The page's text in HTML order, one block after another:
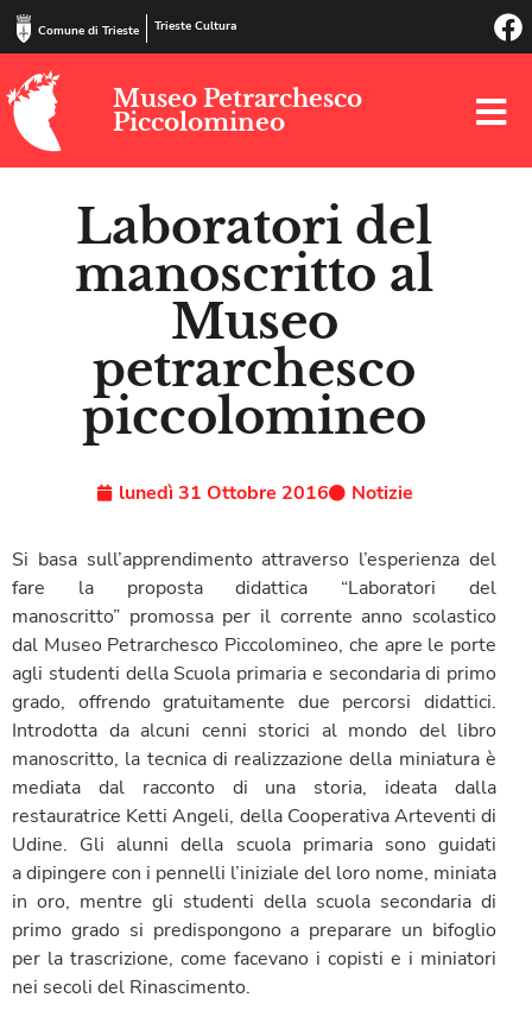
Comune di Trieste Trieste Cultura
Museo Petrarchesco
Piccolomineo
Laboratori del
manoscritto al
Museo
petrarchesco
piccolomineo
lunedì 31 Ottobre 2016 Notizie
Si basa sull’apprendimento attraverso l’esperienza del
fare la proposta didattica “Laboratori del
manoscritto” promossa per il corrente anno scolastico
dal Museo Petrarchesco Piccolomineo, che apre le porte
agli studenti della Scuola primaria e secondaria di primo
grado, offrendo gratuitamente due percorsi didattici.
Introdotta da alcuni cenni storici al mondo del libro
manoscritto, la tecnica di realizzazione della miniatura è
mediata dal racconto di una storia, ideata dalla
restauratrice Ketti Angeli, della Cooperativa Arteventi di
Udine. Gli alunni della scuola primaria sono guidati
a dipingere con i pennelli l’iniziale del loro nome, miniata
in oro, mentre gli studenti della scuola secondaria di
primo grado si predispongono a preparare un bifoglio
per la trascrizione, come facevano i copisti e i miniatori
nei secoli del Rinascimento.